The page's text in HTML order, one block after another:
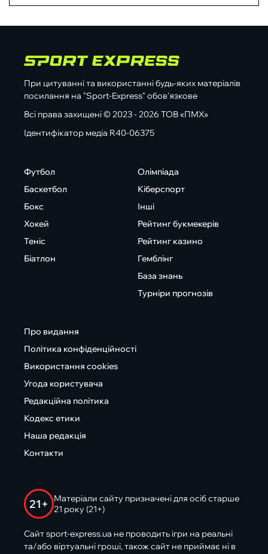
При цитуванні та використанні будь-яких матеріалів
посилання на "Sport-Express" обов'язкове
Всі права захищені © 2023 - 2026 ТОВ «ПМХ»
Ідентифікатор медіа R40-06375
Футбол
Баскетбол
Бокс
Хокей
Теніс
Біатлон
Олімпіада
Кіберспорт
Інші
Рейтинг букмекерів
Рейтинг казино
Гемблінг
База знань
Турніри прогнозів
Про видання
Політика конфіденційності
Використання cookies
Угода користувача
Редакційна політика
Кодекс етики
Наша редакція
Контакти
21+
Матеріали сайту призначені для осіб старше
21 року (21+)
Сайт sport-express.ua не проводить ігри на реальні
та/або віртуальні гроші, також сайт не приймає ні в